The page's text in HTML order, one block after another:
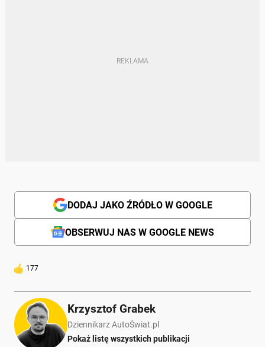
DODAJ JAKO ŹRÓDŁO W GOOGLE
OBSERWUJ NAS W GOOGLE NEWS
177
Krzysztof Grabek
Dziennikarz AutoŚwiat.pl
Pokaż listę wszystkich publikacji